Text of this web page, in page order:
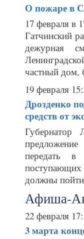
О пожаре в
17 февраля в
Гатчинский
дежурная
частный дом,
19 февраля
Дрозденко
средств от
Губернатор
передать в
должны пойти
Афиша-
22 февраля
3 марта